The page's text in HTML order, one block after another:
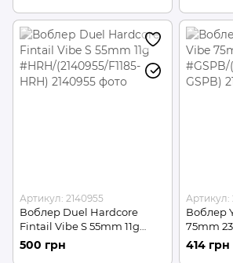
Артикул: 2140955
Воблер Duel Hardcore
Fintail Vibe S 55mm 11g
#HRH/(2140955/F1185-HRH)
500 грн
Артикул:
Воблер
75mm
#GSPB/
GSPB)
414 грн